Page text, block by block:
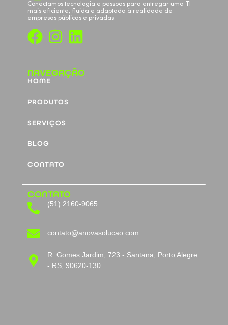
Conectamos tecnologia e pessoas para entregar uma TI
mais eficiente, fluida e adaptada à realidade de
empresas públicas e privadas.
NAVEGAÇÃO
HOME
PRODUTOS
SERVIÇOS
BLOG
CONTATO
CONTATO
(51) 2160-9065
contato@anovasolucao.com
R. Gomes Jardim, 723 - Santana, Porto Alegre
- RS, 90620-130